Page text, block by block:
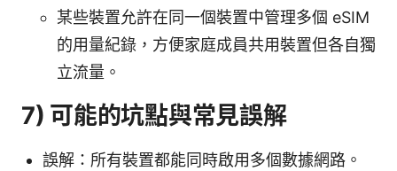
某些裝置允許在同一個裝置中管理多個 eSIM
的用量紀錄，方便家庭成員共用裝置但各自獨
立流量。
7) 可能的坑點與常見誤解
誤解：所有裝置都能同時啟用多個數據網路。